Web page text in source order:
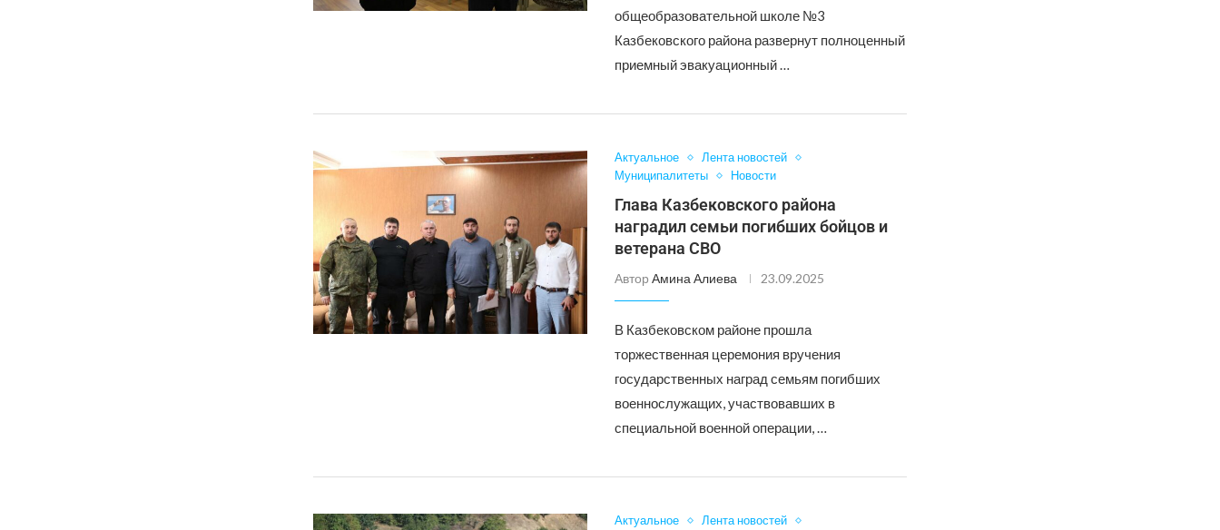
общеобразовательной школе №3
Казбековского района развернут полноценный
приемный эвакуационный …
Актуальное
Лента новостей
Муниципалитеты
Новости
Глава Казбековского района
наградил семьи погибших бойцов и
ветерана СВО
АвторАмина Алиева 23.09.2025
В Казбековском районе прошла
торжественная церемония вручения
государственных наград семьям погибших
военнослужащих, участвовавших в
специальной военной операции, …
Актуальное
Лента новостей